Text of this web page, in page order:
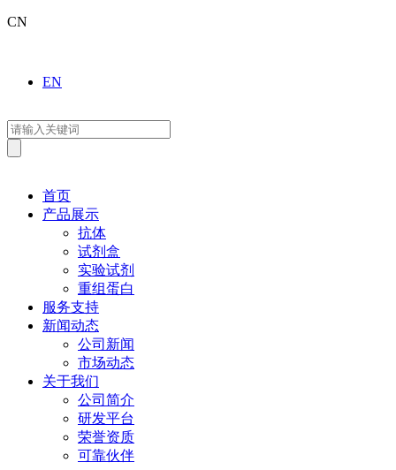
CN
EN
首页
产品展示
抗体
试剂盒
实验试剂
重组蛋白
服务支持
新闻动态
公司新闻
市场动态
关于我们
公司简介
研发平台
荣誉资质
可靠伙伴